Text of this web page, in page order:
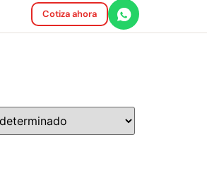
Cotiza ahora